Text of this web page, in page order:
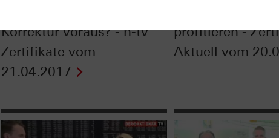
Korrektur voraus? - n-tv
Zertifikate vom
21.04.2017
profitieren -
Aktuell vom